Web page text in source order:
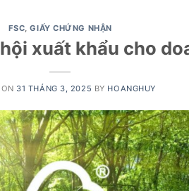
FSC,GIẤY CHỨNG NHẬN
xuất khẩu cho
31 THÁNG 3, 2025 BY HOANGHUY